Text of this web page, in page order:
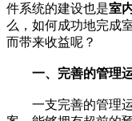
件系统的建设也是室
么，如何成功地完成
而带来收益呢？
一、完善的管理运
一支完善的管理运